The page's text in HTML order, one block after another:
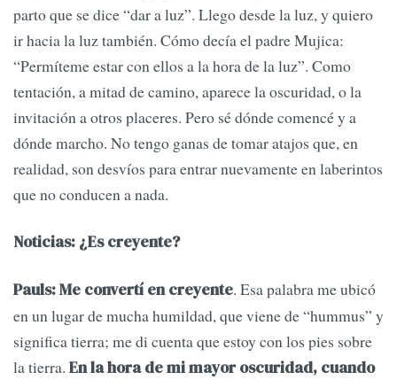
parto que se dice “dar a luz”. Llego desde la luz, y quiero
ir hacia la luz también. Cómo decía el padre Mujica:
“Permíteme estar con ellos a la hora de la luz”. Como
tentación, a mitad de camino, aparece la oscuridad, o la
invitación a otros placeres. Pero sé dónde comencé y a
dónde marcho. No tengo ganas de tomar atajos que, en
realidad, son desvíos para entrar nuevamente en laberintos
que no conducen a nada.
Noticias: ¿Es creyente?
Pauls: Me convertí en creyente. Esa palabra me ubicó
en un lugar de mucha humildad, que viene de “hummus” y
significa tierra; me di cuenta que estoy con los pies sobre
la tierra. En la hora de mi mayor oscuridad, cuando